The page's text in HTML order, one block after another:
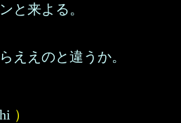
と来よる。
ええのと違うか。
）